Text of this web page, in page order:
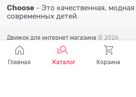
Choose - Это качественная, модная
современных детей.
Движок для интернет магазина © 2026
Главная Каталог Корзина